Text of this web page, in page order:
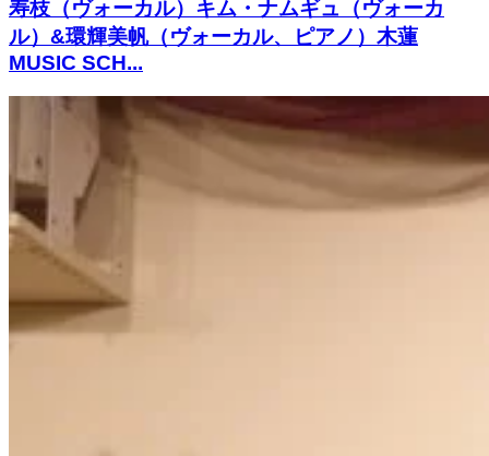
寿枝（ヴォーカル）キム・ナムギュ（ヴォーカ
ル）&環輝美帆（ヴォーカル、ピアノ）木蓮
MUSIC SCH...